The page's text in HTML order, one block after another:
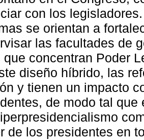
con los
se orientan a
las facultades de
que concentran Poder
diseño híbrido, las
y tienen un impacto
de modo tal
de los presidentes en